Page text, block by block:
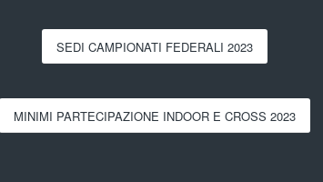
SEDI CAMPIONATI FEDERALI 2023
MINIMI PARTECIPAZIONE INDOOR E CROSS 2023